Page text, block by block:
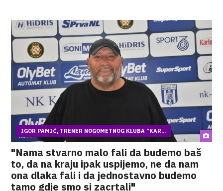
IGOR PAMIĆ, TRENER NOGOMETNOG KLUBA "KAR...
"Nama stvarno malo fali da budemo baš
to, da na kraju ipak uspijemo, ne da nam
ona dlaka fali i da jednostavno budemo
tamo gdje smo si zacrtali"